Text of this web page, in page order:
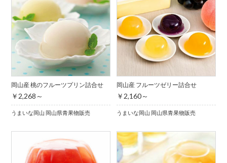
岡山産 桃のフルーツプリン詰合せ
￥2,268～
うまいな岡山 岡山県青果物販売
岡山産 フルーツゼリー詰合せ
￥2,160～
うまいな岡山 岡山県青果物販売